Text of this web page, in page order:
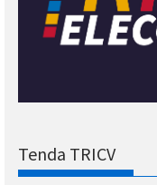
Tenda TRICV